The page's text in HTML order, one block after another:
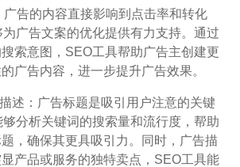
告的内容直接影响到点击率和转化
广告文案的优化提供有力支持。通过
索意图，SEO工具帮助广告主创建更
广告内容，进一步提升广告效果。
述：广告标题是吸引用户注意的关键
分析关键词的搜索量和流行度，帮助
，确保其更具吸引力。同时，广告描
产品或服务的独特卖点，SEO工具能